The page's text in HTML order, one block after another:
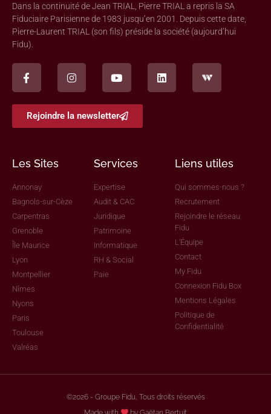
Dans la continuité de Jean TRIAL, Pierre TRIAL a repris la SA
Fiduciaire Parisienne de 1983 jusqu’en 2001. Depuis cette date,
Pierre-Laurent TRIAL (son fils) préside la société (aujourd’hui
Fidu).
Rejoindre la newsletter
Les Sites
Annonay
Bagnols-sur-Cèze
Carpentras
Grenoble
Île Maurice
Lyon
Montpellier
Nîmes
Nyons
Paris
Toulouse
Valréas
Services
Expertise
Audit & CAC
Juridique
Patrimoine
Informatique
RH & Social
Paie
Liens utiles
Qui sommes-nous ?
Recrutement
Rejoindre le réseau
Fidu
L'Équipe
Contact
My Fidu
Connexion Fidu Box
Mentions Légales
Politique de
Confidentialité
©2026 - Groupe Fidu, Tous droits réservés